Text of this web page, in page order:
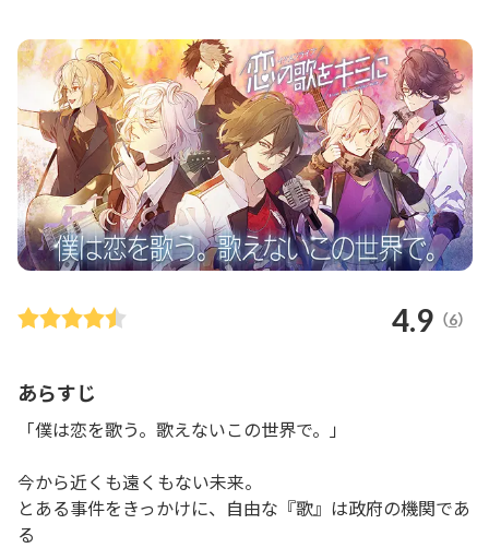
4.9（6）
あらすじ
「僕は恋を歌う。歌えないこの世界で。」
今から近くも遠くもない未来。
とある事件をきっかけに、自由な『歌』は政府の機関であ
る